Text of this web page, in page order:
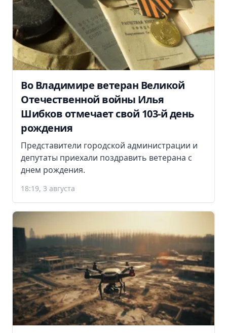
Во Владимире ветеран Великой
Отечественной войны Илья
Шибков отмечает свой 103-й день
рождения
Представители городской администрации и
депутаты приехали поздравить ветерана с
днем рождения.
18:19, 3 августа